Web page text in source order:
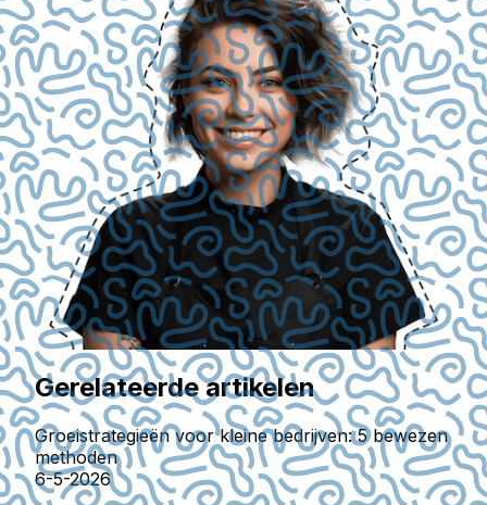
Gerelateerde artikelen
Groeistrategieën voor kleine bedrijven: 5 bewezen
methoden
6-5-2026